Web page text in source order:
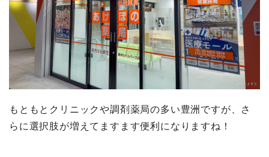
もともとクリニックや調剤薬局の多い豊洲ですが、さ
らに選択肢が増えてますます便利になりますね！